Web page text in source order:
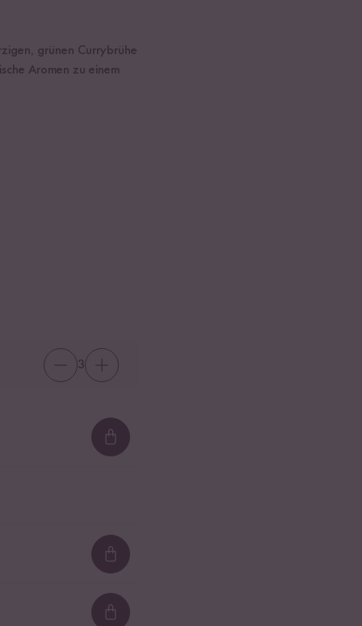
grünen Currybrühe
Aromen zu einem
3
Loading...
Loading...
Loading...